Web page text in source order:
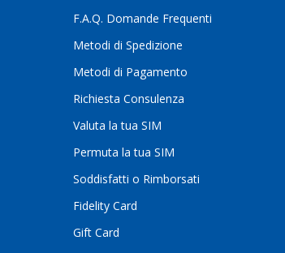
F.A.Q. Domande Frequenti
Metodi di Spedizione
Metodi di Pagamento
Richiesta Consulenza
Valuta la tua SIM
Permuta la tua SIM
Soddisfatti o Rimborsati
Fidelity Card
Gift Card